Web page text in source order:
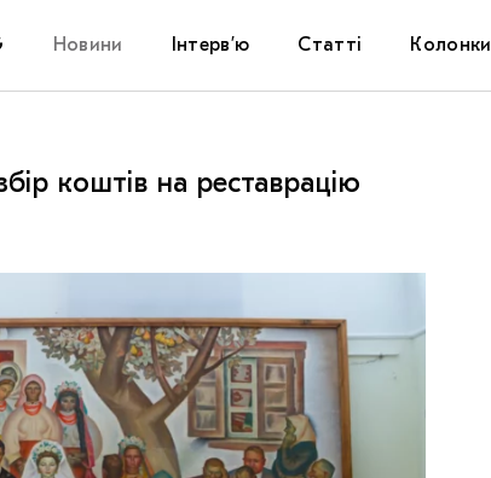
Новини Інтерв’ю Статті Колонки
коштів на реставрацію